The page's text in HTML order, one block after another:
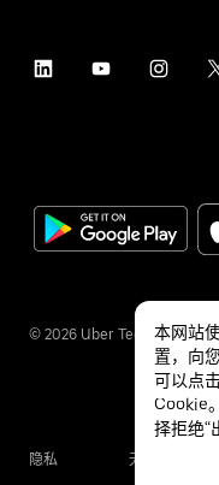
© 2026 Uber Technologies
隐私 无障碍服务
本网站
置，向
可以点
Cookie
择拒绝“